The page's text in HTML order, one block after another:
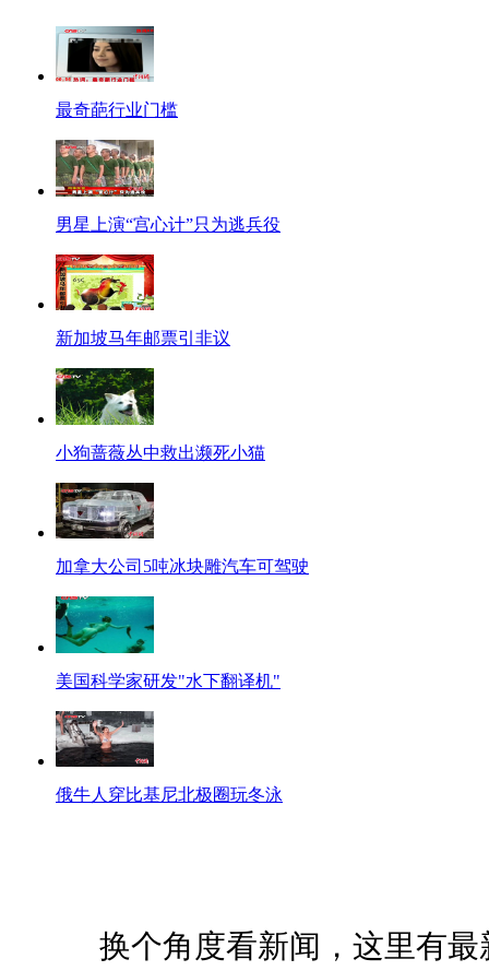
最奇葩行业门槛
男星上演“宫心计”只为逃兵役
新加坡马年邮票引非议
小狗蔷薇丛中救出濒死小猫
加拿大公司5吨冰块雕汽车可驾驶
美国科学家研发"水下翻译机"
俄牛人穿比基尼北极圈玩冬泳
换个角度看新闻，这里有最